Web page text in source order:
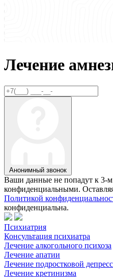
Лечение
Анонимный звонок
Ваши данные не попадут к 3-м
конфиденциальными.
Политикой
конфиденциальна.
Психиатрия
Консультация психиатра
Лечение алкогольного психоза
Лечение апатии
Лечение подростковой
Лечение кретинизма